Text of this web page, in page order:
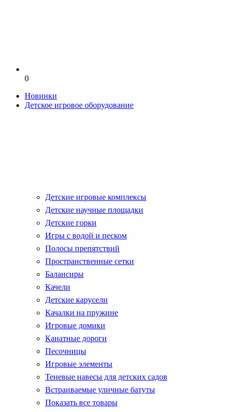
0
Новинки
Детское игровое оборудование
Детские игровые комплексы
Детские научные площадки
Детские горки
Игры с водой и песком
Полосы препятствий
Пространственные сетки
Балансиры
Качели
Детские карусели
Качалки на пружине
Игровые домики
Канатные дороги
Песочницы
Игровые элементы
Теневые навесы для детских садов
Встраиваемые уличные батуты
Показать все товары